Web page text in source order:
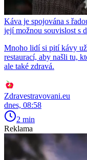
Káva je spojována s
její možnou souvislost s
Mnoho lidí si pití kávy
restaurací, aby našli tu,
ale také zdravá.
Zdravestravovani.eu
dnes, 08:58
2 min
Reklama